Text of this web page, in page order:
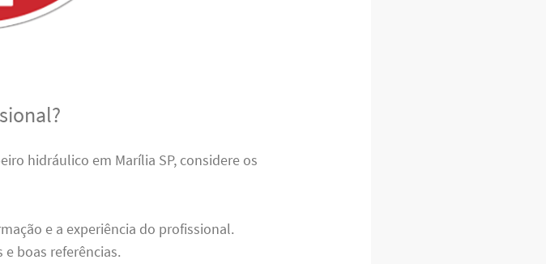
hidráulico em Marília SP, considere os
e a experiência do profissional.
boas referências.